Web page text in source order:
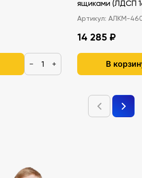
− +
ящиками
Артикул: АЛКМ-
14 285 ₽
В